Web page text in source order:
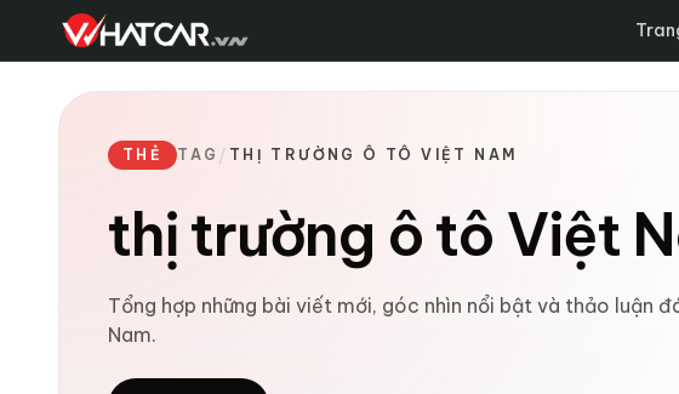
THẺ TAG / THỊ TRƯỜNG Ô TÔ VIỆT NAM
thị trường ô tô Việt
Tổng hợp những bài viết mới, góc nhìn nổi bật và thảo luận
Nam.